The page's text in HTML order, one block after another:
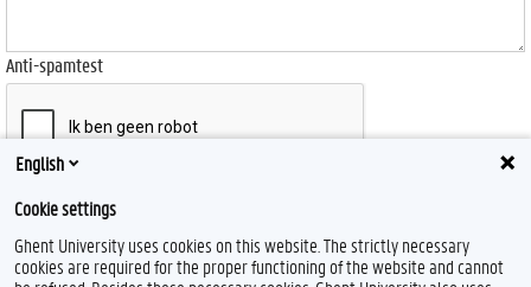
Anti-spamtest
Send
English
Cookie settings
Ghent University uses cookies on this website. The strictly necessary
cookies are required for the proper functioning of the website and cannot